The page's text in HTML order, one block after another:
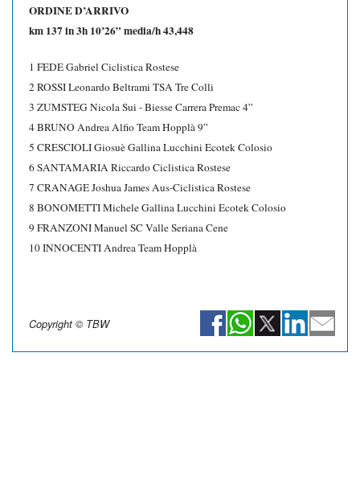
ORDINE D’ARRIVO
km 137 in 3h 10’26” media/h 43,448
1 FEDE Gabriel Ciclistica Rostese
2 ROSSI Leonardo Beltrami TSA Tre Colli
3 ZUMSTEG Nicola Sui - Biesse Carrera Premac 4”
4 BRUNO Andrea Alfio Team Hopplà 9”
5 CRESCIOLI Giosuè Gallina Lucchini Ecotek Colosio
6 SANTAMARIA Riccardo Ciclistica Rostese
7 CRANAGE Joshua James Aus-Ciclistica Rostese
8 BONOMETTI Michele Gallina Lucchini Ecotek Colosio
9 FRANZONI Manuel SC Valle Seriana Cene
10 INNOCENTI Andrea Team Hopplà
Copyright © TBW